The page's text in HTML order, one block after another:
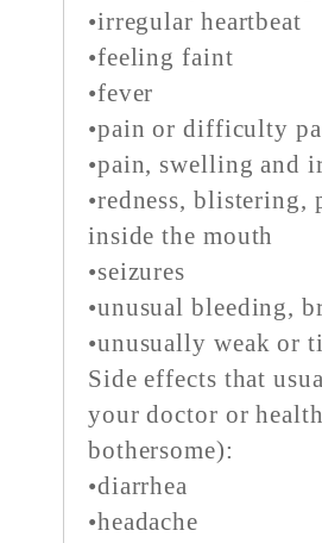
•irregular heartbeat
•feeling faint
•fever
•pain or difficulty
•pain, swelling and
•redness,
inside the mouth
•seizures
•unusual bleeding,
•unusually weak or
Side effects that
your doctor or
bothersome):
•diarrhea
•headache